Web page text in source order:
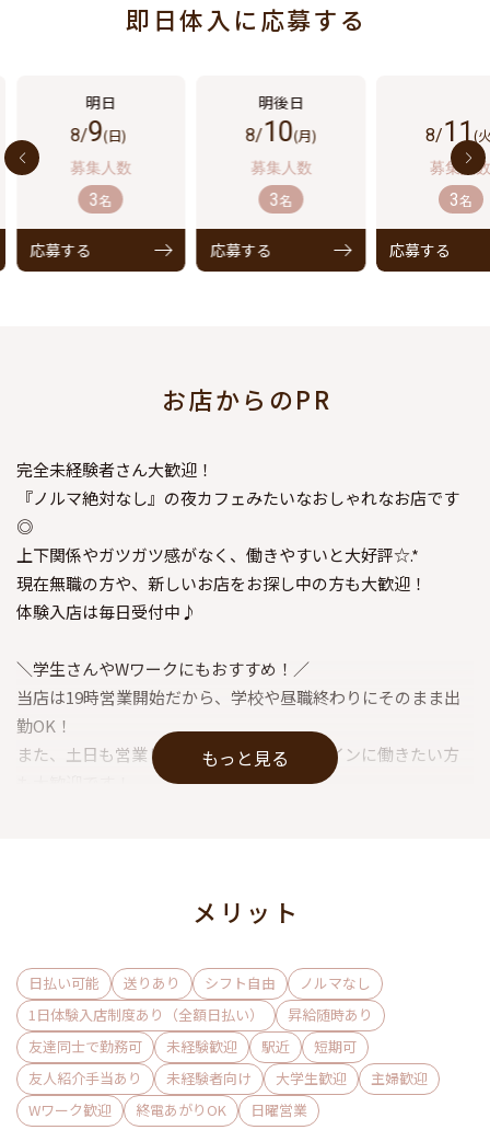
即日体入に応募する
8/9(日)
3名
応募する
8/10(月)
3名
応募する
8/11(
3名
応募する
お店からのPR
完全未経験者さん大歓迎！
『ノルマ絶対なし』の夜カフェみたいなおしゃれなお店です
◎
上下関係やガツガツ感がなく、働きやすいと大好評☆.*
現在無職の方や、新しいお店をお探し中の方も大歓迎！
体験入店は毎日受付中♪
＼学生さんやWワークにもおすすめ！／
当店は19時営業開始だから、学校や昼職終わりにそのまま出
勤OK！
また、土日も営業しているため、週末をメインに働きたい方
ゆる～く働きたい方もOK◎
もっと見る
メリット
日払い可能 送りあり シフト自由
ノルマなし
1日体験入店制度あり（全額日払い）
昇給随時あり
友達同士で勤務可
未経験歓迎 駅近
短期可
友人紹介手当あり
未経験者向け 大学生歓迎
主婦歓迎
Wワーク歓迎
終電あがりOK 日曜営業